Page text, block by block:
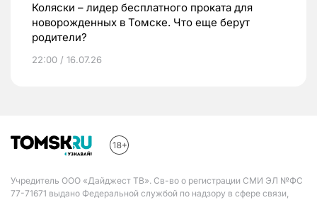
Коляски – лидер бесплатного проката для
новорожденных в Томске. Что еще берут
родители?
22:00 / 16.07.26
Учредитель ООО «Дайджест ТВ». Св-во о регистрации СМИ ЭЛ №ФС
77-71671 выдано Федеральной службой по надзору в сфере связи,